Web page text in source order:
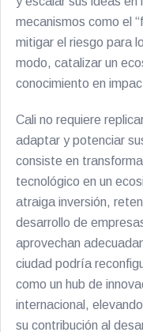
mecanismos como el
mitigar el riesgo para
modo, catalizar un
conocimiento en
Cali no requiere
adaptar y potenciar
consiste en
tecnológico en un
atraiga inversión,
desarrollo de
aprovechan
ciudad podría
como un hub de
internacional,
su contribución al